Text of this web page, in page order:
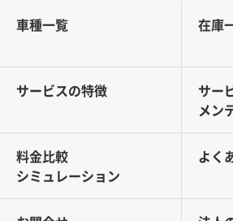
車種一覧 在庫
サービスの特徴
サー
メン
料金比較
シミュレーション
よく